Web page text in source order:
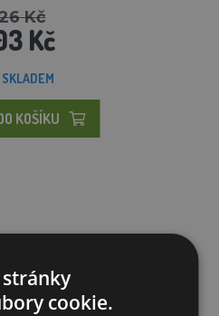
Kč
Kč
SKLADEM
KOŠÍKU
cookie.